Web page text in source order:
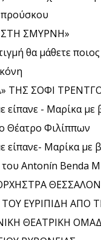
ΣΜΥΡΝΗ»
θα μάθετε
ΤΗΣ ΣΟΦΙ
είπανε - Μαρίκα με
Θέατρο Φιλίππων
είπανε- Μαρίκα με
Antonín Benda
ΤΟΥ ΕΥΡΙΠΙΔΗ ΑΠΟ
ΘΕΑΤΡΙΚΗ